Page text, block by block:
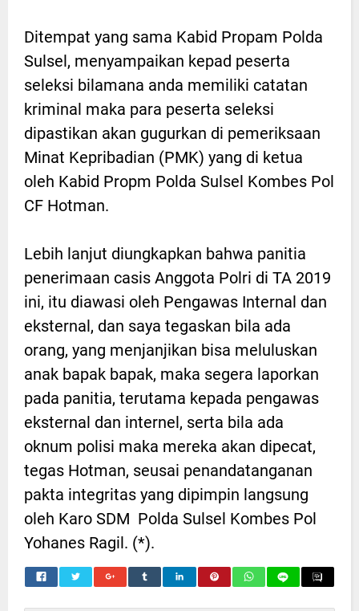
Ditempat yang sama Kabid Propam Polda
Sulsel, menyampaikan kepad peserta
seleksi bilamana anda memiliki catatan
kriminal maka para peserta seleksi
dipastikan akan gugurkan di pemeriksaan
Minat Kepribadian (PMK) yang di ketua
oleh Kabid Propm Polda Sulsel Kombes Pol
CF Hotman.
Lebih lanjut diungkapkan bahwa panitia
penerimaan casis Anggota Polri di TA 2019
ini, itu diawasi oleh Pengawas Internal dan
eksternal, dan saya tegaskan bila ada
orang, yang menjanjikan bisa meluluskan
anak bapak bapak, maka segera laporkan
pada panitia, terutama kepada pengawas
eksternal dan internel, serta bila ada
oknum polisi maka mereka akan dipecat,
tegas Hotman, seusai penandatanganan
pakta integritas yang dipimpin langsung
oleh Karo SDM Polda Sulsel Kombes Pol
Yohanes Ragil. (*).